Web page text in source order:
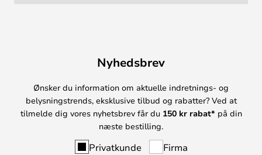
Nyhedsbrev
Ønsker du information om aktuelle indretnings- og
belysningstrends, eksklusive tilbud og rabatter? Ved at
tilmelde dig vores nyhetsbrev får du 150 kr rabat* på din
næste bestilling.
Privatkunde Firma